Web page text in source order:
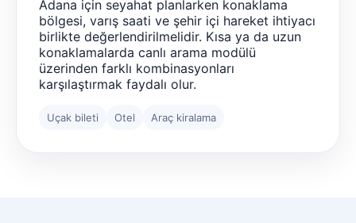
Adana için seyahat planlarken konaklama
bölgesi, varış saati ve şehir içi hareket ihtiyacı
birlikte değerlendirilmelidir. Kısa ya da uzun
konaklamalarda canlı arama modülü
üzerinden farklı kombinasyonları
karşılaştırmak faydalı olur.
Uçak bileti Otel Araç kiralama